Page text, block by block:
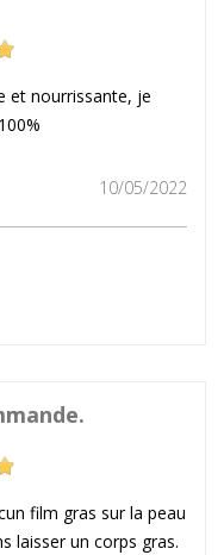
et nourrissante, je
10/05/2022
film gras sur la peau
laisser un corps gras.